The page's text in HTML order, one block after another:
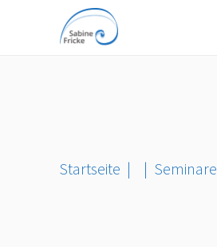
Startseite | | Seminare